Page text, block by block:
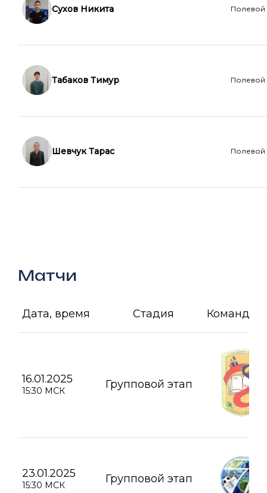
Сухов Никита Полевой
Табаков Тимур Полевой
Шевчук Тарас Полевой
Матчи
Дата, время Стадия Команда А
16.01.2025
15:30 МСК Групповой этап
23.01.2025
15:30 МСК Групповой этап